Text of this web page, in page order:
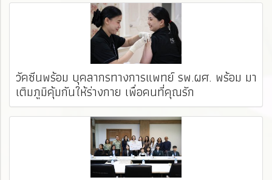
วัคซีนพร้อม บุคลากรทางการแพทย์ รพ.ผศ. พร้อม มา
เติมภูมิคุ้มกันให้ร่างกาย เพื่อคนที่คุณรัก